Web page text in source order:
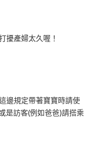
擾產婦太久喔！
邊規定帶著寶寶時請使
是訪客(例如爸爸)請搭乘